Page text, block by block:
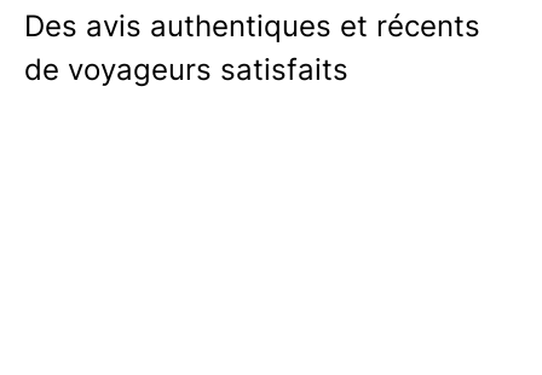
Des avis authentiques et récents
de voyageurs satisfaits